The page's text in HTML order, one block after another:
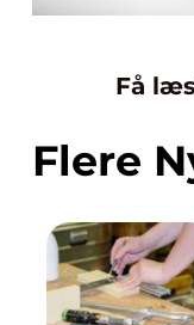
Få
Flere